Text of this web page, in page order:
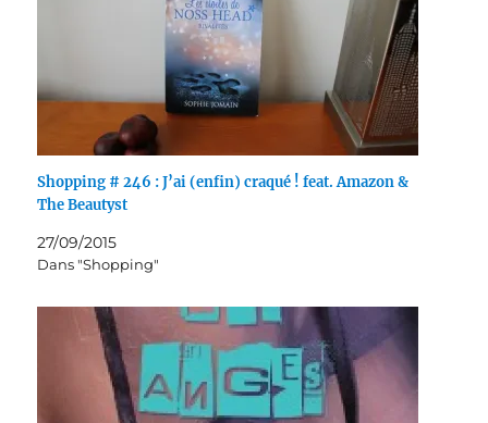
Shopping # 246 : J’ai (enfin) craqué ! feat. Amazon &
The Beautyst
27/09/2015
Dans "Shopping"